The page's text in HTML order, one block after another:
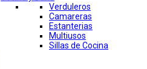
Verduleros
Camareras
Estanterias
Multiusos
Sillas de Cocina